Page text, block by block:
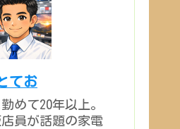
てお
めて20年以上。
員が話題の家電